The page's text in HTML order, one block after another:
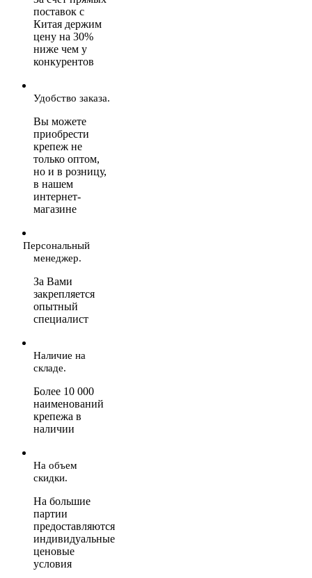
поставок с
Китая держим
цену на 30%
ниже чем у
конкурентов
Удобство заказа.
Вы можете
приобрести
крепеж не
только оптом,
но и в розницу,
в нашем
интернет-
магазине
Персональный
менеджер.
За Вами
закрепляется
опытный
специалист
Наличие на
складе.
Более 10 000
наименований
крепежа в
наличии
На объем
скидки.
На большие
партии
предоставляются
индивидуальные
ценовые
условия